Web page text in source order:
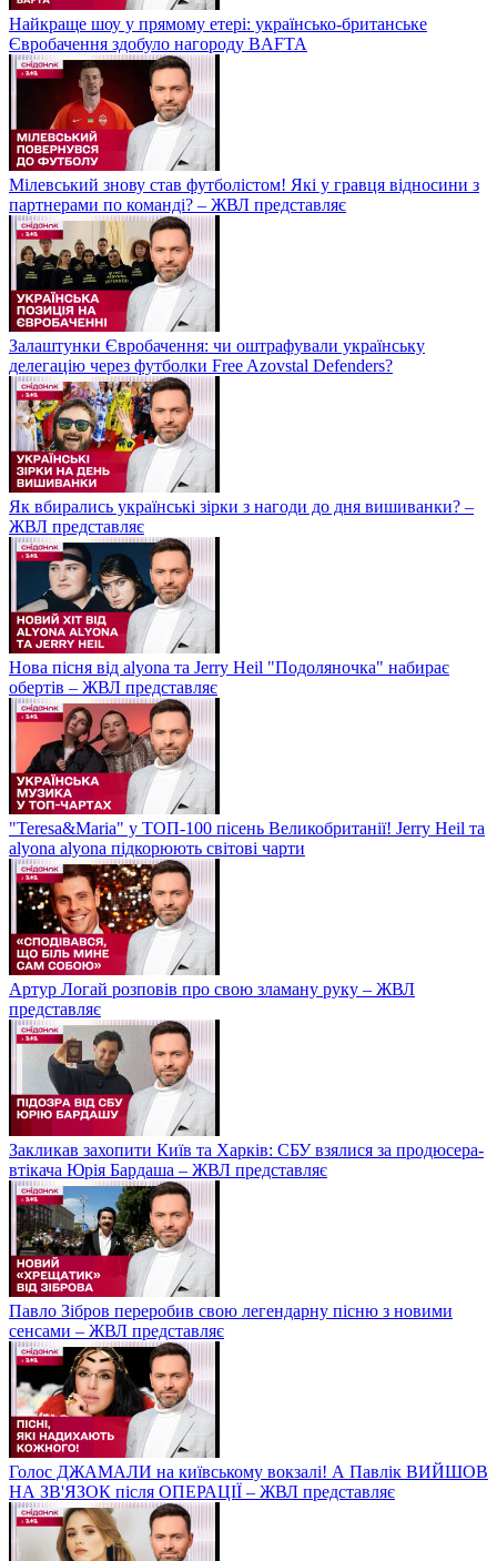
Найкраще шоу у прямому етері: українсько-британське
Євробачення здобуло нагороду BAFTA
Мілевський знову став футболістом! Які у гравця відносини з
партнерами по команді? – ЖВЛ представляє
Залаштунки Євробачення: чи оштрафували українську
делегацію через футболки Free Azovstal Defenders?
Як вбирались українські зірки з нагоди до дня вишиванки? –
ЖВЛ представляє
Нова пісня від alyona та Jerry Heil "Подоляночка" набирає
обертів – ЖВЛ представляє
"Teresa&Maria" у ТОП-100 пісень Великобританії! Jerry Heil та
alyona alyona підкорюють світові чарти
Артур Логай розповів про свою зламану руку – ЖВЛ
представляє
Закликав захопити Київ та Харків: СБУ взялися за продюсера-
втікача Юрія Бардаша – ЖВЛ представляє
Павло Зібров переробив свою легендарну пісню з новими
сенсами – ЖВЛ представляє
Голос ДЖАМАЛИ на київському вокзалі! А Павлік ВИЙШОВ
НА ЗВ'ЯЗОК після ОПЕРАЦІЇ – ЖВЛ представляє